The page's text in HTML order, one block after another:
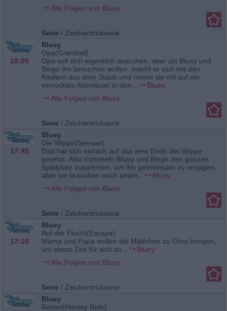
Alle Folgen von Bluey
Serie / Zeichentrickserie
18:05
Bluey
Opa(Grandad)
Opa soll sich eigentlich ausruhen, aber als Bluey und
Bingo ihn besuchen wollen, macht er sich mit den
Kindern aus dem Staub und nimmt sie mit auf ein
verrücktes Abenteuer in den...
Bluey
Alle Folgen von Bluey
Serie / Zeichentrickserie
17:45
Bluey
Die Wippe(Seesaw)
Dad hat sich einfach auf das eine Ende der Wippe
gesetzt. Also trommeln Bluey und Bingo den ganzen
Spielplatz zusammen, um ihn gemeinsam zu verjagen,
aber sie brauchen noch einen...
Bluey
Alle Folgen von Bluey
Serie / Zeichentrickserie
17:10
Bluey
Auf der Flucht(Escape)
Mama und Papa wollen die Mädchen zu Oma bringen,
um etwas Zeit für sich zu...
Bluey
Alle Folgen von Bluey
Serie / Zeichentrickserie
Bluey
Reiten(Horsey Ride)